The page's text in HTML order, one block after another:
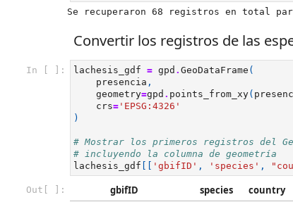
Convertir los registros de las
In [ ]: lachesis_gdf = gpd . GeoDataFrame (
presencia ,
geometry=gpd . points_from_xy(
crs= 'EPSG:4326'
)
# Mostrar los primeros registros del
# incluyendo la columna de geometría
lachesis_gdf
'gbifID' , 'species' ,
Out[ ]: gbifID species country